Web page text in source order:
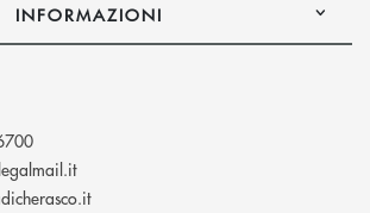
INFORMAZIONI
(si apre l’app di posta elettronica)
(si apre l’app di posta elettronica)